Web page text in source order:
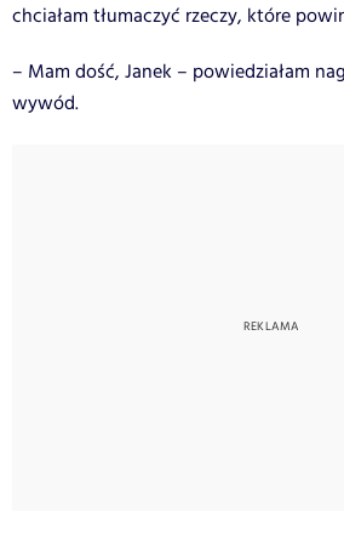
chciałam tłumaczyć rzeczy, które
– Mam dość, Janek – powiedziałam
wywód.